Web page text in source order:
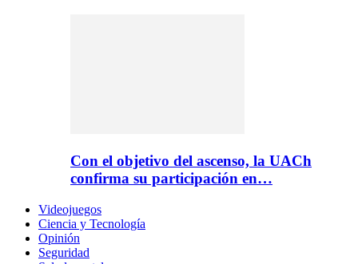
Con el objetivo del ascenso, la UACh
confirma su participación en…
Videojuegos
Ciencia y Tecnología
Opinión
Seguridad